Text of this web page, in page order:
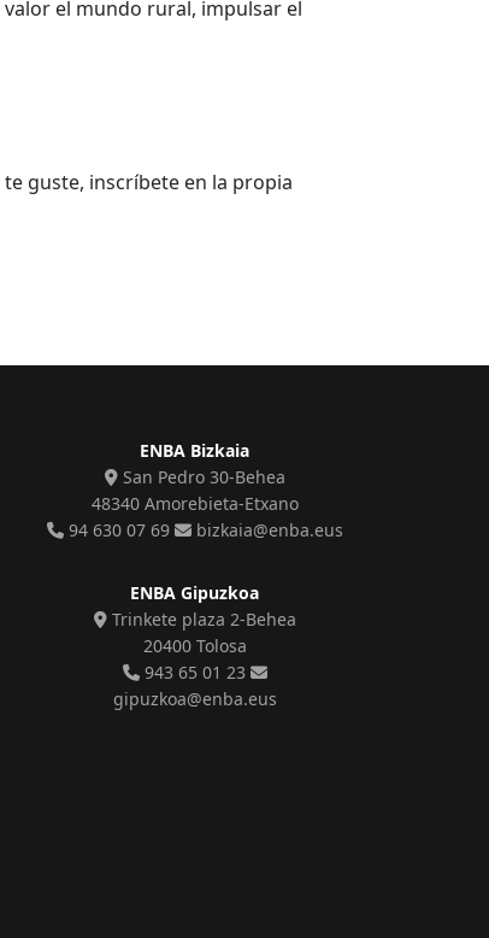
valor el mundo rural, impulsar el
guste, inscríbete en la propia
ENBA Bizkaia
San Pedro 30-Behea
48340 Amorebieta-Etxano
94 630 07 69
bizkaia@enba.eus
ENBA Gipuzkoa
Trinkete plaza 2-Behea
20400 Tolosa
943 65 01 23
gipuzkoa@enba.eus